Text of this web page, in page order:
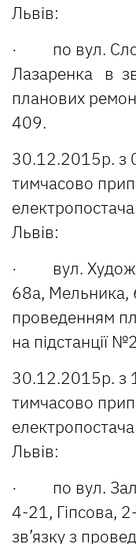
Львів:
· по вул.
Лазаренка в
планових
409.
30.12.2015р. з
тимчасово
Львів:
· вул.
68а, Мельника,
проведенням
на підстанції
30.12.2015р. з
тимчасово
Львів:
· по вул.
4-21, Гіпсова,
зв’язку з